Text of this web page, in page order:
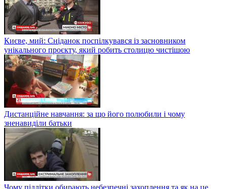
Києве, мий: Сніданок поспілкувався із засновником
унікального проєкту, який робить столицю чистішою
Дистанційне навчання: за що його полюбили і чому
зненавиділи батьки
Чому підлітки обирають небезпечні захоплення та як на це